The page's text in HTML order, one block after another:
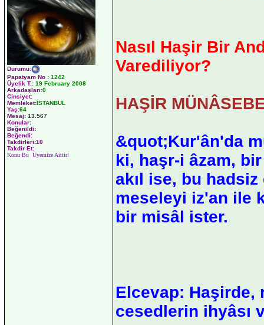
Durumu:
Papatyam No : 1242
Üyelik T.: 19 February 2008
Arkadaşları:0
Cinsiyet:
Memleket:İSTANBUL
Yaş:64
Mesaj: 13.567
Konular:
Beğenildi:
Beğendi:
Takdirleri:10
Takdir Et:
Konu Bu Üyemize Aittir!
Nasıl Haşir Bir
Varediliyor?
HAŞİR
&quot;Kur'ân'da
ki, haşr-i âzam,
akıl ise, bu
meseleyi iz'an ile
bir misâl ister.
Elcevap: Haşirde,
cesedlerin ihyâsı